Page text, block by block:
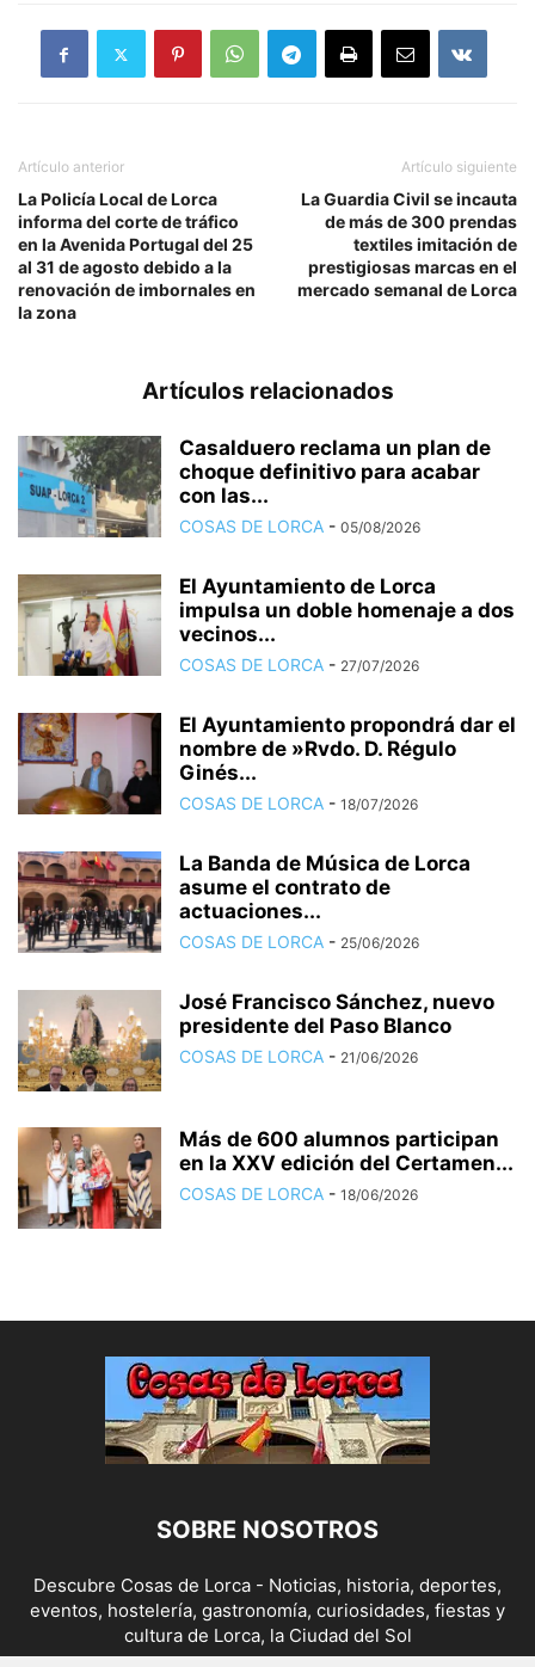
Artículo anterior
La Policía Local de Lorca
informa del corte de tráfico
en la Avenida Portugal del 25
al 31 de agosto debido a la
renovación de imbornales en
la zona
Artículo siguiente
La Guardia Civil se incauta
de más de 300 prendas
textiles imitación de
prestigiosas marcas en el
mercado semanal de Lorca
Artículos relacionados
Casalduero reclama un plan de
choque definitivo para acabar
con las...
COSAS DE LORCA - 05/08/2026
El Ayuntamiento de Lorca
impulsa un doble homenaje a dos
vecinos...
COSAS DE LORCA - 27/07/2026
El Ayuntamiento propondrá dar el
nombre de »Rvdo. D. Régulo
Ginés...
COSAS DE LORCA - 18/07/2026
La Banda de Música de Lorca
asume el contrato de
actuaciones...
COSAS DE LORCA - 25/06/2026
José Francisco Sánchez, nuevo
presidente del Paso Blanco
COSAS DE LORCA - 21/06/2026
Más de 600 alumnos participan
en la XXV edición del Certamen...
COSAS DE LORCA - 18/06/2026
SOBRE NOSOTROS
Descubre Cosas de Lorca - Noticias, historia, deportes,
eventos, hostelería, gastronomía, curiosidades, fiestas y
cultura de Lorca, la Ciudad del Sol